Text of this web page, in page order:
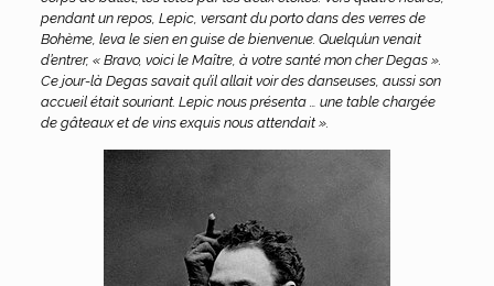
pendant un repos, Lepic, versant du porto dans des verres de
Bohème, leva le sien en guise de bienvenue. Quelqu’un venait
d’entrer, « Bravo, voici le Maître, à votre santé mon cher Degas ».
Ce jour-là Degas savait qu’il allait voir des danseuses, aussi son
accueil était souriant. Lepic nous présenta … une table chargée
de gâteaux et de vins exquis nous attendait ».